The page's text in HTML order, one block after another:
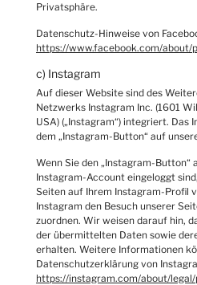
Privatsphäre.
Datenschutz-Hinweise von
https://www.facebook.com/about/
c) Instagram
Auf dieser Website sind des
Netzwerks Instagram Inc. (1601
USA) („Instagram“) integriert. Das
dem „Instagram-Button“ auf
Wenn Sie den „Instagram-Button“
Instagram-Account eingeloggt
Seiten auf Ihrem Instagram-Profil
Instagram den Besuch unserer
zuordnen. Wir weisen darauf hin,
der übermittelten Daten sowie
erhalten. Weitere Informationen
Datenschutzerklärung von
https://instagram.com/about/